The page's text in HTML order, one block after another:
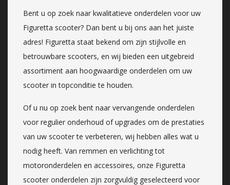
Bent u op zoek naar kwalitatieve onderdelen voor uw
Figuretta scooter? Dan bent u bij ons aan het juiste
adres! Figuretta staat bekend om zijn stijlvolle en
betrouwbare scooters, en wij bieden een uitgebreid
assortiment aan hoogwaardige onderdelen om uw
scooter in topconditie te houden.
Of u nu op zoek bent naar vervangende onderdelen
voor regulier onderhoud of upgrades om de prestaties
van uw scooter te verbeteren, wij hebben alles wat u
nodig heeft. Van remmen en verlichting tot
motoronderdelen en accessoires, onze Figuretta
scooter onderdelen zijn zorgvuldig geselecteerd voor